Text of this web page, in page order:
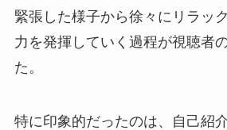
緊張した様子から徐々にリラッ
力を発揮していく過程が視聴者
た。
特に印象的だったのは、自己紹